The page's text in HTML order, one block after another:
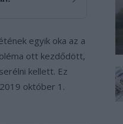
egyik oka az a
ott kezdődött,
kellett. Ez
október 1.